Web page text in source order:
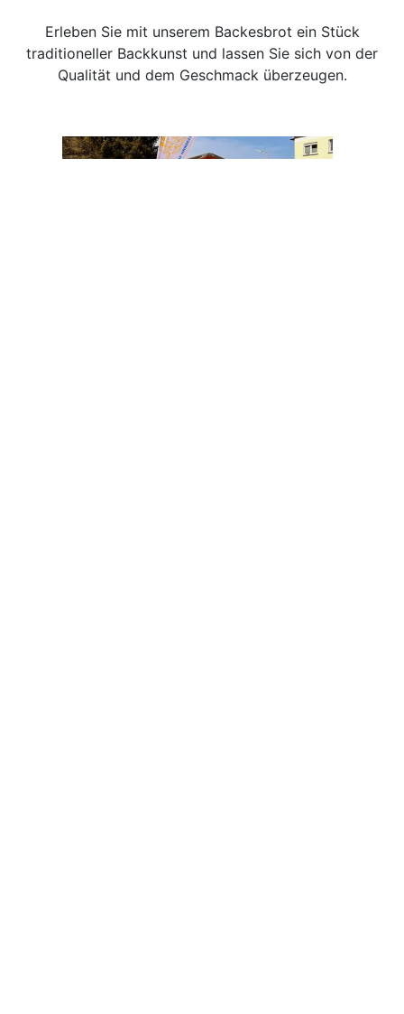
Erleben Sie mit unserem Backesbrot ein Stück
traditioneller Backkunst und lassen Sie sich von der
Qualität und dem Geschmack überzeugen.